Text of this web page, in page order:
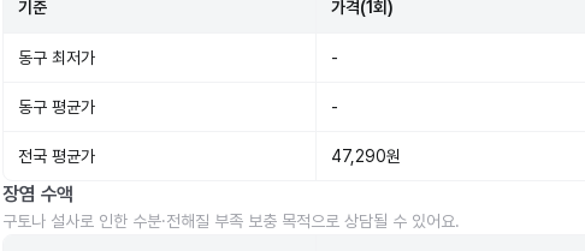
기준 가격(1회)
동구 최저가 -
동구 평균가 -
전국 평균가 47,290원
장염 수액
구토나 설사로 인한 수분·전해질 부족 보충 목적으로 상담될 수 있어요.